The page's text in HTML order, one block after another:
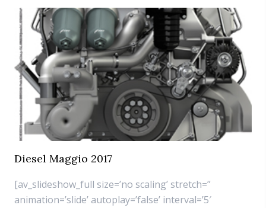
Diesel Maggio 2017
[av_slideshow_full size=’no scaling’ stretch=”
animation=’slide’ autoplay=’false’ interval=’5′